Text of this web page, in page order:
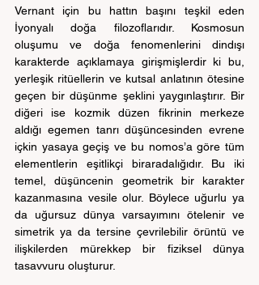
Vernant için bu hattın başını teşkil eden
İyonyalı doğa filozoflarıdır. Kosmosun
oluşumu ve doğa fenomenlerini dindışı
karakterde açıklamaya girişmişlerdir ki bu,
yerleşik ritüellerin ve kutsal anlatının ötesine
geçen bir düşünme şeklini yaygınlaştırır. Bir
diğeri ise kozmik düzen fikrinin merkeze
aldığı egemen tanrı düşüncesinden evrene
içkin yasaya geçiş ve bu nomos’a göre tüm
elementlerin eşitlikçi biraradalığıdır. Bu iki
temel, düşüncenin geometrik bir karakter
kazanmasına vesile olur. Böylece uğurlu ya
da uğursuz dünya varsayımını ötelenir ve
simetrik ya da tersine çevrilebilir örüntü ve
ilişkilerden mürekkep bir fiziksel dünya
tasavvuru oluşturur.